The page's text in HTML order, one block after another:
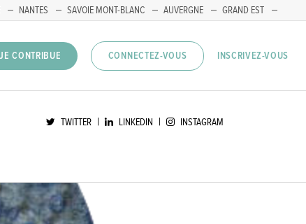
NANTES SAVOIE MONT-BLANC AUVERGNE
GRAND EST
JE CONTRIBUE CONNECTEZ-VOUS INSCRIVEZ-VOUS
TWITTER | LINKEDIN | INSTAGRAM